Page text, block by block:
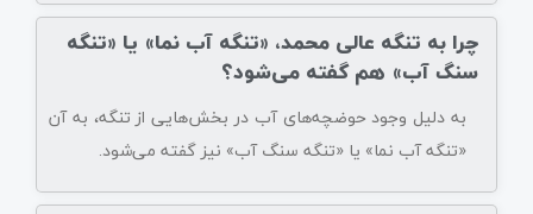
چرا به تنگه عالی محمد، «تنگه آب نما» یا «تنگه
سنگ آب» هم گفته می‌شود؟
به دلیل وجود حوضچه‌های آب در بخش‌هایی از تنگه، به آن
«تنگه آب نما» یا «تنگه سنگ آب» نیز گفته می‌شود.